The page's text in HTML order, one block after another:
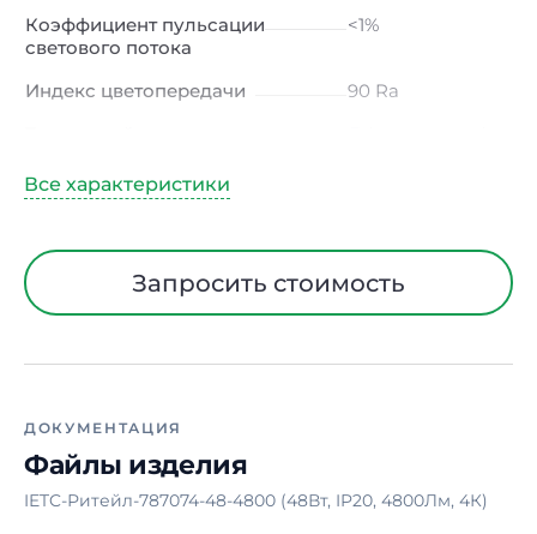
Коэффициент пульсации
светового потока
<1%
Индекс цветопередачи
90 Ra
Угол рассеивания
Диапазон рабочих
температур
Класс защиты от
I
Материал корпуса
Способ монтажа
Подвесной
Запросить стоимость
ДОКУМЕНТАЦИЯ
Файлы изделия
IETC-Ритейл-787074-48-4800 (48Вт, IP20, 4800Лм, 4К)